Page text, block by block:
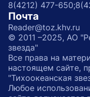
8(4212) 477-650;
Почта
Reader@toz.khv.ru
© 2011 –2025, АО
звезда"
Все права на
настоящем сайте,
"Тихоокеанская
Любое